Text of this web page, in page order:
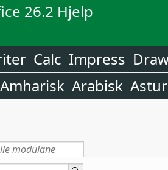
26.2 Hjelp
Calc Impress
Amharisk Arabisk